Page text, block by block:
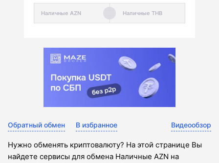
Обратный обмен В избранное Видеообзор
Нужно обменять криптовалюту? На этой странице Вы
найдете сервисы для обмена Наличные AZN на